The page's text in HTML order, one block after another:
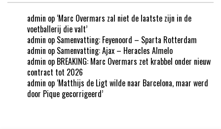
admin op ‘Marc Overmars zal niet de laatste zijn in de
voetballerij die valt’
admin op Samenvatting: Feyenoord – Sparta Rotterdam
admin op Samenvatting: Ajax – Heracles Almelo
admin op BREAKING: Marc Overmars zet krabbel onder nieuw
contract tot 2026
admin op ‘Matthijs de Ligt wilde naar Barcelona, maar werd
door Pique gecorrigeerd’